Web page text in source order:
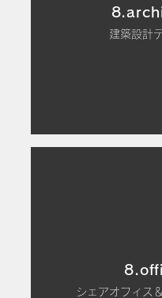
建築設計
シェアオフィス